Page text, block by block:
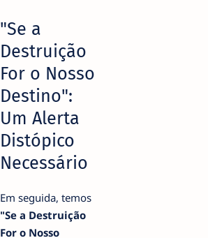
"Se a
Destruição
For o Nosso
Destino":
Um Alerta
Distópico
Necessário
Em seguida, temos
"Se a Destruição
For o Nosso